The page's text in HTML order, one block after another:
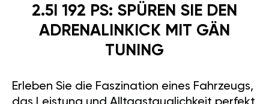
2.5I 192 PS: SPÜREN SIE DEN
ADRENALINKICK MIT GÄN
TUNING
Erleben Sie die Faszination eines Fahrzeugs,